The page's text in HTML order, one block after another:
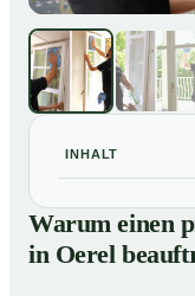
INHALT
Warum einen
beauftragen?
Darum lohnt
Warum einen
in Oerel